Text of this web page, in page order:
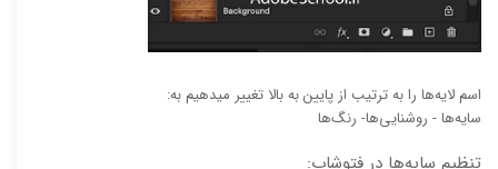
اسم لایه‌ها را به ترتیب از پایین به بالا تغییر میدهیم به:
سایه‌ها - روشنایی‌ها- رنگ‌ها
تنظیم سایه‌ها در فتوشاپ: